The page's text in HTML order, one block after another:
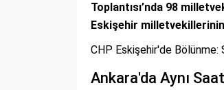
Toplantısı’nda 98
Eskişehir
CHP Eskişehir'de
Ankara'da Aynı